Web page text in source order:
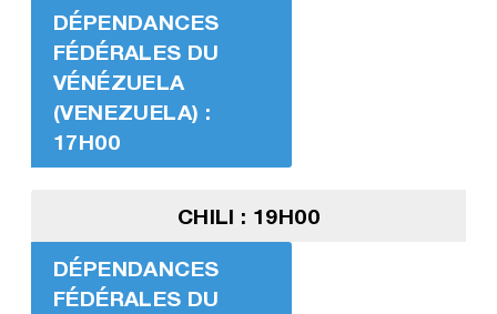
DÉPENDANCES
FÉDÉRALES DU
VÉNÉZUELA
(VENEZUELA) :
17H00
CHILI : 19H00
DÉPENDANCES
FÉDÉRALES DU